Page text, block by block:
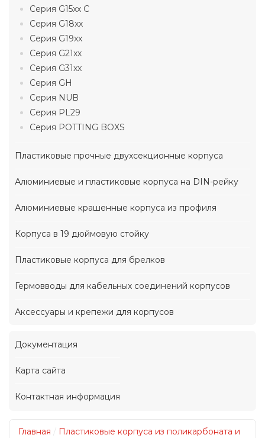
Серия G15xx C
Серия G18xx
Серия G19xx
Серия G21xx
Серия G31xx
Серия GH
Серия NUB
Серия PL29
Серия POTTING BOXS
Пластиковые прочные двухсекционные корпуса
Алюминиевые и пластиковые корпуса на DIN-рейку
Алюминиевые крашенные корпуса из профиля
Корпуса в 19 дюймовую стойку
Пластиковые корпуса для брелков
Гермовводы для кабельных соединений корпусов
Аксессуары и крепежи для корпусов
Документация
Карта сайта
Контактная информация
Главная
Пластиковые корпуса из поликарбоната и